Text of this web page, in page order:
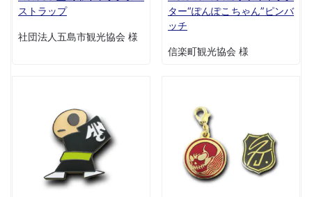
ストラップ
社団法人五島市観光協会 様
ター“ぽんぽこちゃん”ピンバ
ッチ
信楽町観光協会 様